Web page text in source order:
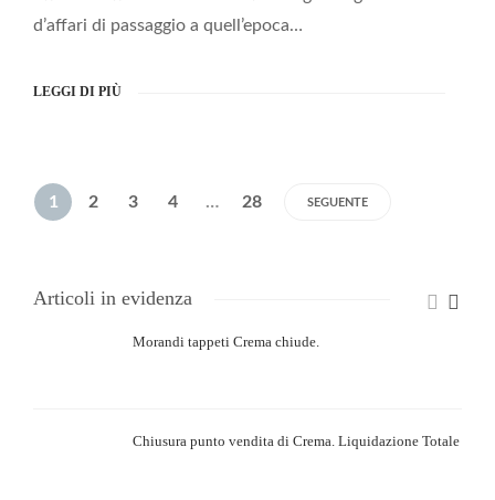
d’affari di passaggio a quell’epoca…
LEGGI DI PIÙ
1 2 3 4 … 28 SEGUENTE
Articoli in evidenza
Morandi tappeti Crema chiude.
Chiusura punto vendita di Crema. Liquidazione Totale